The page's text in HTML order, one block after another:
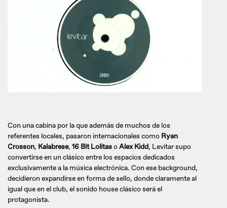
Con una cabina por la que además de muchos de los
referentes locales, pasaron internacionales como Ryan
Crosson, Kalabrese, 16 Bit LolitasoAlex Kidd, Levitar supo
convertirse en un clásico entre los espacios dedicados
exclusivamente a la música electrónica. Con ese background,
decidieron expandirse en forma de sello, donde claramente al
igual que en el club, el sonido house clásico será el
protagonista.